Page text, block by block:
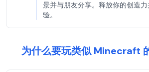
景并与朋友分享。释放你的创造
验。
为什么要玩类似 Minecraft